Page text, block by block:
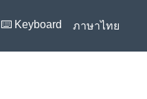
⌨️ Keyboard ภาษาไทย